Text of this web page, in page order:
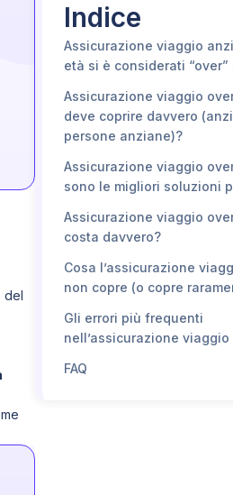
del
Indice
Assicurazione viaggio
età si è considerati
Assicurazione viaggio
deve coprire davvero
persone anziane)?
Assicurazione viaggio
sono le migliori soluzioni
Assicurazione viaggio
costa davvero?
Cosa l’assicurazione
non copre (o copre
Gli errori più frequenti
nell’assicurazione
FAQ